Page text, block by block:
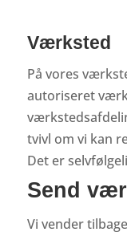
Værksted
På vores
autoriseret
tvivl om vi kan
Det er
Send
Vi vender